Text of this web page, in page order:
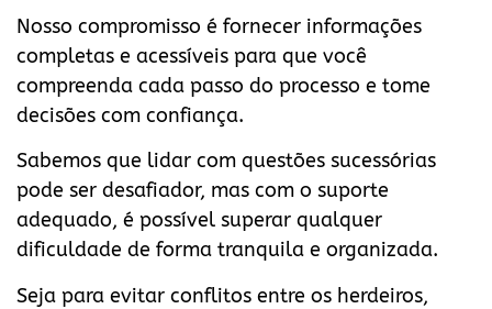
Nosso compromisso é fornecer informações
completas e acessíveis para que você
compreenda cada passo do processo e tome
decisões com confiança.
Sabemos que lidar com questões sucessórias
pode ser desafiador, mas com o suporte
adequado, é possível superar qualquer
dificuldade de forma tranquila e organizada.
Seja para evitar conflitos entre os herdeiros,